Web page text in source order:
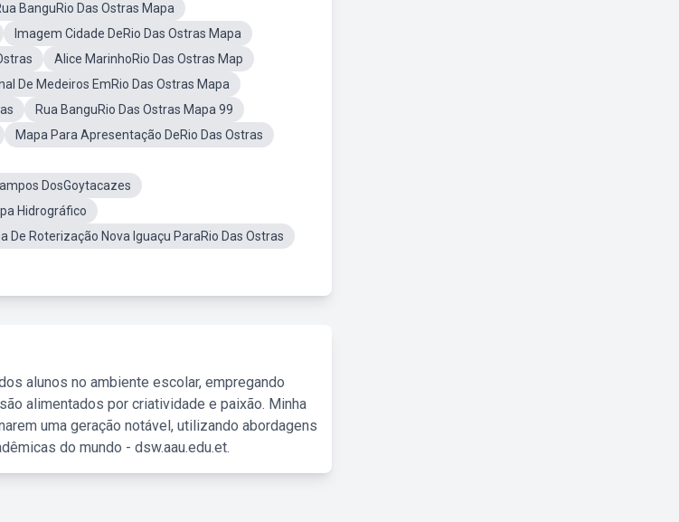
BanguRio Das Ostras Mapa
Imagem Cidade DeRio Das Ostras Mapa
Alice MarinhoRio Das Ostras Map
De Medeiros EmRio Das Ostras Mapa
Rua BanguRio Das Ostras Mapa 99
Mapa Para Apresentação DeRio Das Ostras
DosGoytacazes
Hidrográfico
De Roterização Nova Iguaçu ParaRio Das Ostras
alunos no ambiente escolar, empregando
alimentados por criatividade e paixão. Minha
uma geração notável, utilizando abordagens
do mundo - dsw.aau.edu.et.